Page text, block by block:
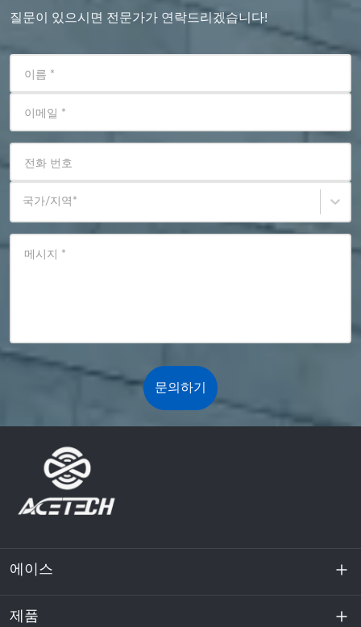
질문이 있으시면 전문가가 연락드리겠습니다!
이름 *
이메일 *
전화 번호
국가/지역 *
메시지 *
문의하기
에이스
회사 소개
제품